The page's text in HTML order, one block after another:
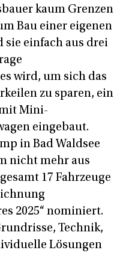
kaum Grenzen
Bau einer eigenen
einfach aus drei
wird, um sich das
zu sparen, ein
Mini-
eingebaut.
in Bad Waldsee
nicht mehr aus
17 Fahrzeuge
2025“ nominiert.
Technik,
Lösungen